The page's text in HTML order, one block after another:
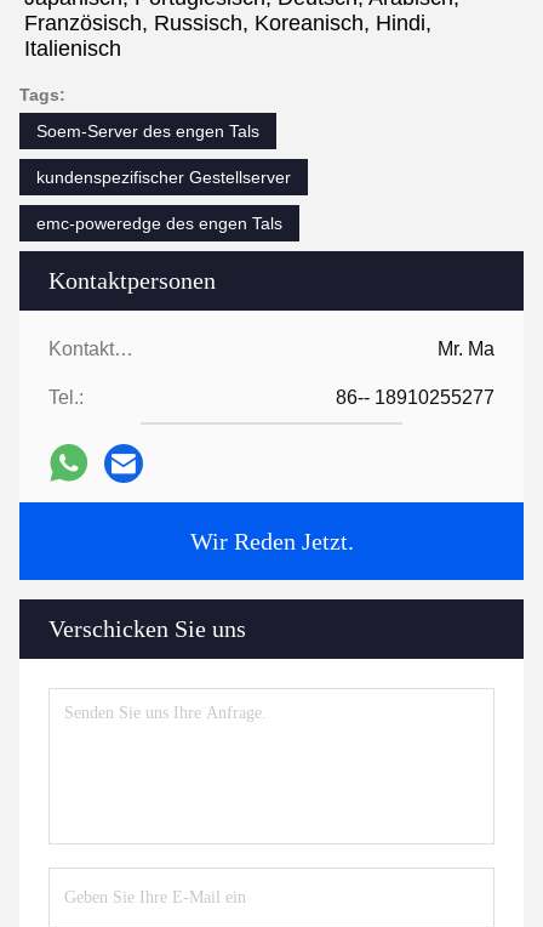
Kontaktpersonen
Kontaktpersonen: Mr. Ma
Tel.: 86-- 18910255277
Wir Reden Jetzt.
Verschicken Sie uns
Französisch, Russisch, Koreanisch, Hindi,
Italienisch
Tags:
Soem-Server des engen Tals
kundenspezifischer Gestellserver
emc-poweredge des engen Tals